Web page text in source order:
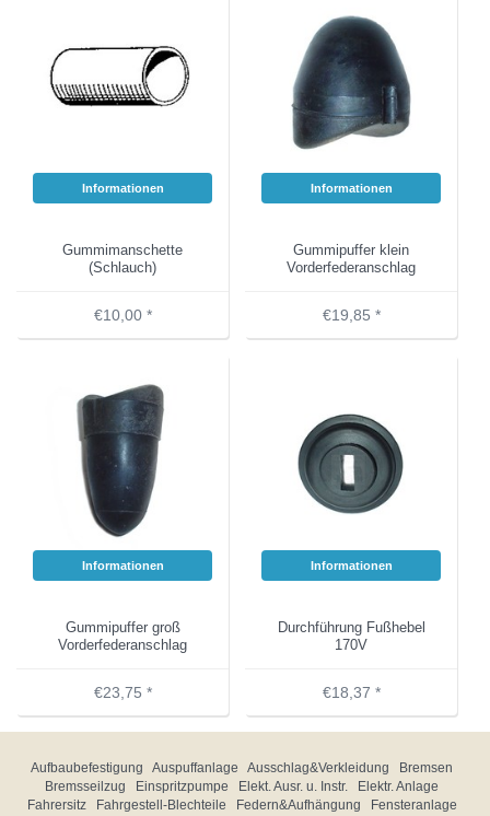
Informationen
Gummimanschette
(Schlauch)
€10,00 *
Informationen
Gummipuffer klein
Vorderfederanschlag
€19,85 *
Informationen
Gummipuffer groß
Vorderfederanschlag
€23,75 *
Informationen
Durchführung Fußhebel
170V
€18,37 *
Aufbaubefestigung Auspuffanlage Ausschlag&Verkleidung
Bremsen
Bremsseilzug
Einspritzpumpe Elekt. Ausr. u. Instr.
Elektr. Anlage
Fahrersitz
Fahrgestell-Blechteile Federn&Aufhängung
Fensteranlage